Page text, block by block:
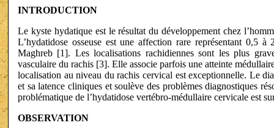
INTRODUCTION
Le kyste hydatique est le résultat du développement chez
L’hydatidose osseuse est une affection rare représentant 0,5
Maghreb [1]. Les localisations rachidiennes sont les plus
vasculaire du rachis [3]. Elle associe parfois une atteinte
localisation au niveau du rachis cervical est exceptionnelle. Le
et sa latence cliniques et soulève des problèmes diagnostiques
problématique de l’hydatidose vertébro-médullaire cervicale est
OBSERVATION